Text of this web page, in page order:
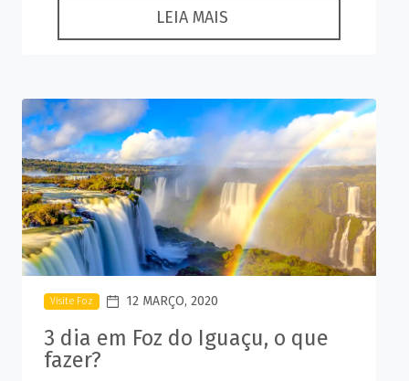
LEIA MAIS
Visite Foz 12 MARÇO, 2020
3 dia em Foz do Iguaçu, o que
fazer?